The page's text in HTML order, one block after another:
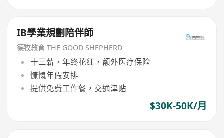
IB學業規劃陪伴師
德牧教育 THE GOOD SHEPHERD
十三薪，年终花红，额外医疗保险
慷慨年假安排
提供免费工作餐，交通津贴
$30K-50K/月